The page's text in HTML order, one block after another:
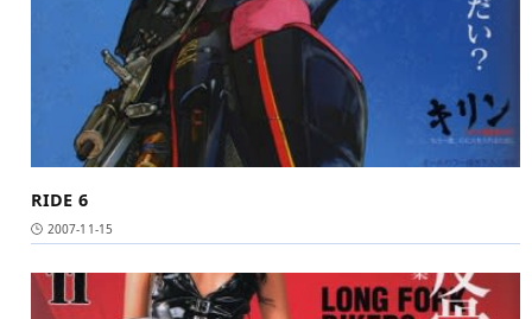
RIDE 6
2007-11-15